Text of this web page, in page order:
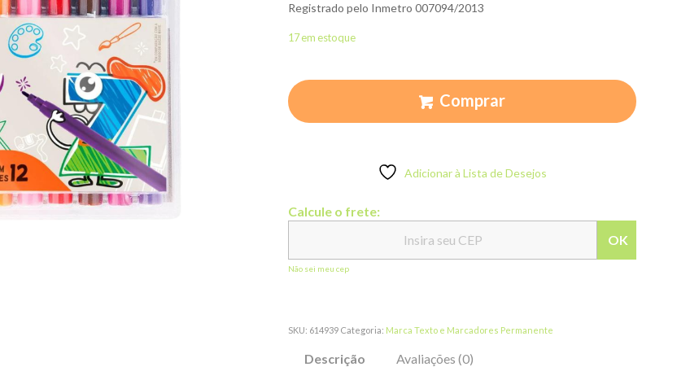
Registrado pelo Inmetro 007094/2013
17 em estoque
Comprar
Adicionar à Lista de Desejos
Calcule o frete:
OK
Não sei meu cep
SKU: 614939 Categoria: Marca Texto e Marcadores Permanente
Descrição Avaliações (0)